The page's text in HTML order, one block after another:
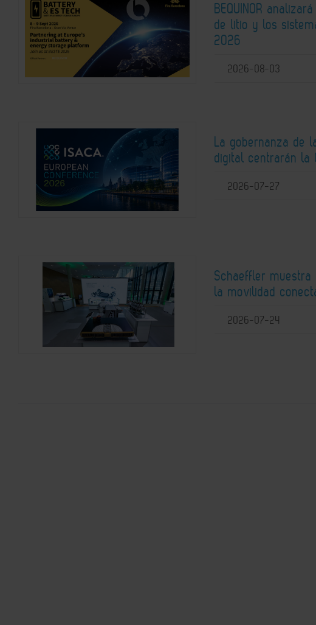
BEQUINOR
de litio y los
2026
2026-08-03
La gobernanza de
digital centrarán la
2026-07-27
Schaeffler
la movilidad
2026-07-24